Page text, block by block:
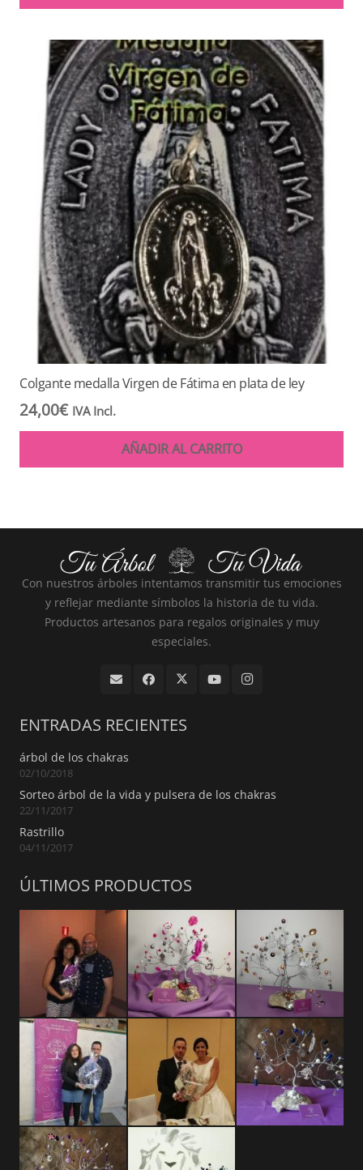
Colgante medalla Virgen de Fátima en plata de ley
24,00€ IVA Incl.
AÑADIR AL CARRITO
Con nuestros árboles intentamos transmitir tus emociones
y reflejar mediante símbolos la historia de tu vida.
Productos artesanos para regalos originales y muy
especiales.
ENTRADAS RECIENTES
árbol de los chakras
02/10/2018
Sorteo árbol de la vida y pulsera de los chakras
22/11/2017
Rastrillo
04/11/2017
ÚLTIMOS PRODUCTOS